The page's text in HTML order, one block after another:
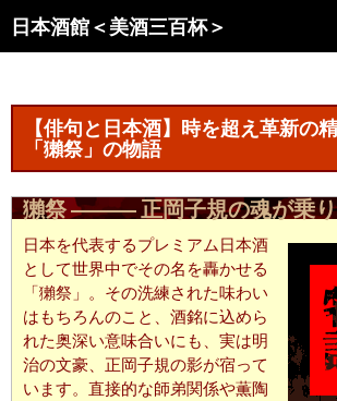
ン
ス
キ
ッ
日本酒館＜美酒三百杯＞
索
【俳句と日本酒】時を超え革新の
「獺祭」の物語
獺祭 ――― 正岡子規の魂が乗り
日本を代表するプレミアム日本酒
として世界中でその名を轟かせる
「獺祭」。その洗練された味わい
はもちろんのこと、酒銘に込めら
れた奥深い意味合いにも、実は明
治の文豪、正岡子規の影が宿って
います。直接的な師弟関係や薫陶